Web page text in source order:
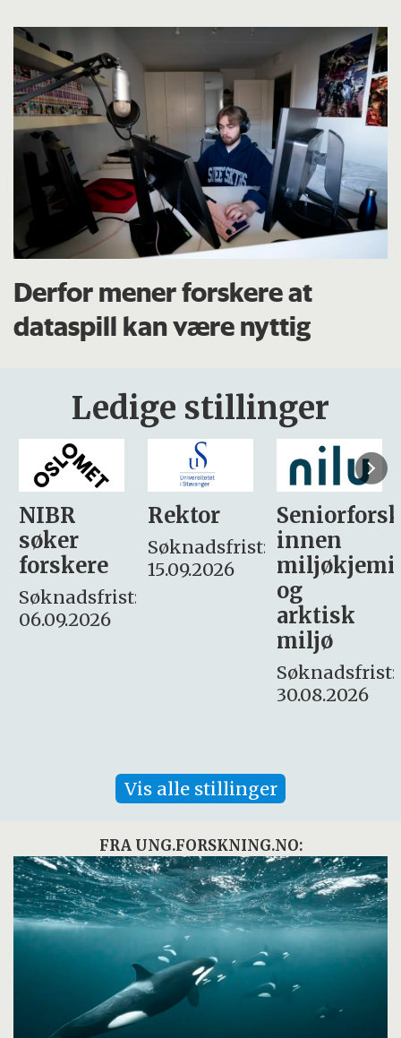
Derfor mener forskere at
dataspill kan være nyttig
Ledige stillinger
Rektor
Søknadsfrist:
15.09.2026
Seniorforsker
innen
miljøkjemi
søker
– fast
Søknadsfrist:
16. august.
Vis alle stillinger
FRA UNG.FORSKNING.NO: